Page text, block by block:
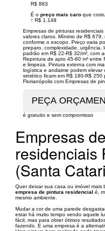
R$ 883
É o preço mais caro que
↑ R$ 1.148
Empresas de pinturas
valores claros. Mínimo de R$
conforme o escopo. Preço varia
preparo, complexidade, urgência,
padrão em R$ 22-R$ 32/m², com
Repintura de apto 45-60 m²
e limpeza. Pintura externa com
logística e andaime podem elevar
sintético ficam em R$ 180-R$
Florianópolis com Empresas de
é gratuito e sem compromisso
Empresas
residenciais
(Santa
Quer deixar sua casa ou imóvel
empresa de pintura residencial é,
mesmo ambiente.
Mudar a cor de uma parede
estar há muito tempo vendo aquele
fácil, mas para obter ótimos
fazendo. E uma empresa é a